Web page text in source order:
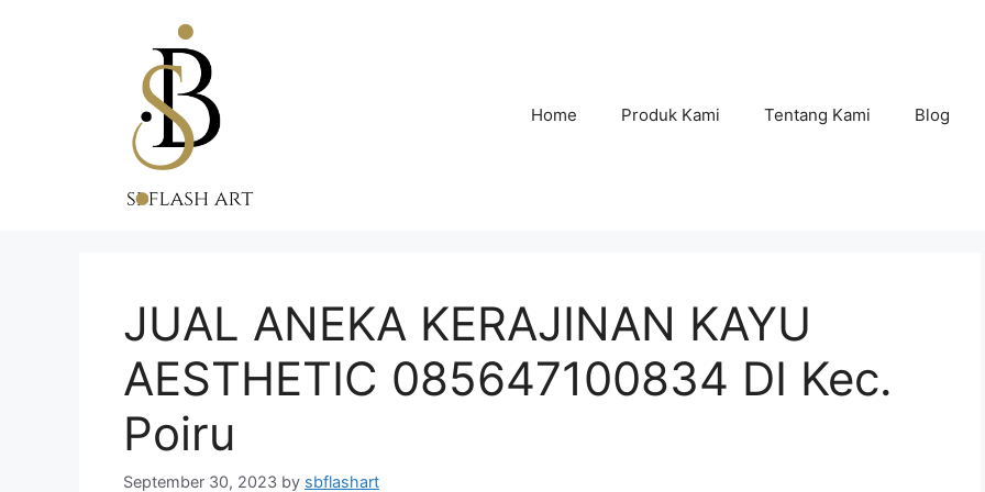
Home Produk Kami Tentang Kami Blog
JUAL ANEKA KERAJINAN KAYU
AESTHETIC 085647100834 DI Kec.
Poiru
September 30, 2023 by sbflashart